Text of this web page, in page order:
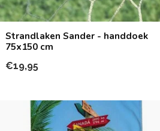
Strandlaken Sander - handdoek
75x150 cm
€19,95